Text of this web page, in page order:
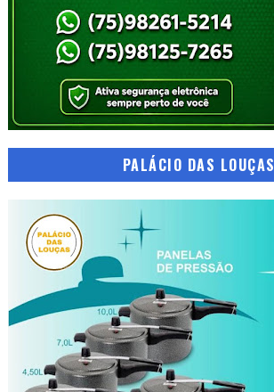
PALÁCIO DAS LOUÇAS